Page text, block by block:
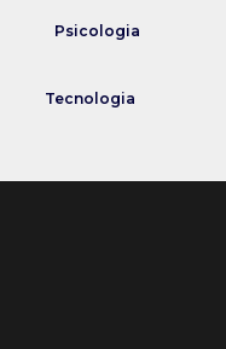
Psicologia
Tecnologia